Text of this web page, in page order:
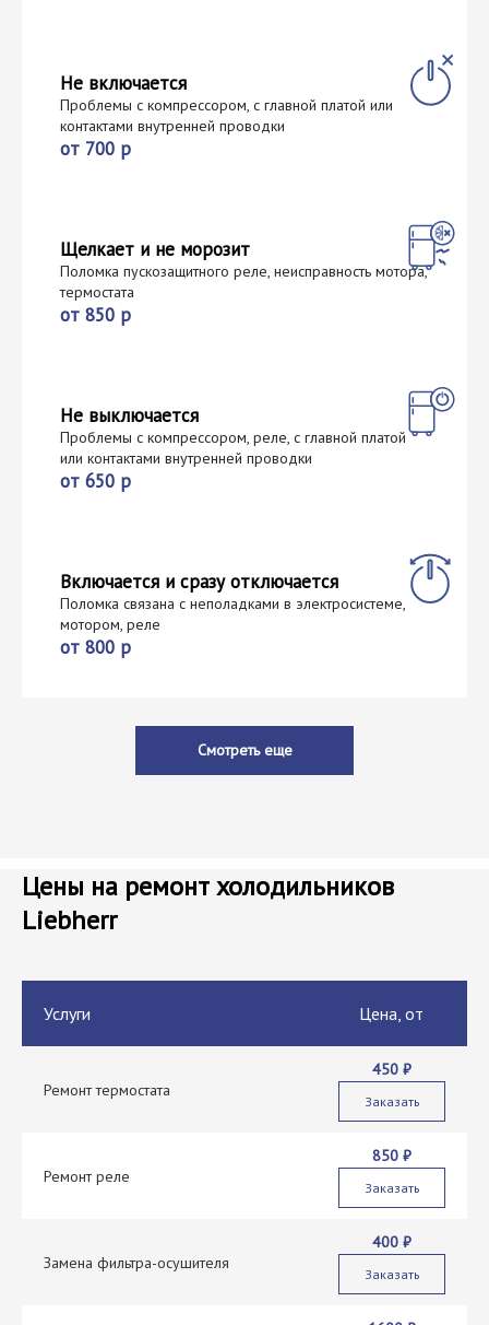
Не включается
Проблемы с компрессором, с главной платой или
контактами внутренней проводки
от 700 р
Щелкает и не морозит
Поломка пускозащитного реле, неисправность мотора,
термостата
от 850 р
Не выключается
Проблемы с компрессором, реле, с главной платой
или контактами внутренней проводки
от 650 р
Включается и сразу отключается
Поломка связана с неполадками в электросистеме,
мотором, реле
от 800 р
Смотреть еще
Цены на ремонт холодильников
Liebherr
Услуги Цена, от
Ремонт термостата
450 ₽
Заказать
Ремонт реле
850 ₽
Заказать
Замена фильтра-осушителя
400 ₽
Заказать